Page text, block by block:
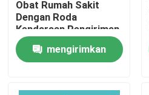
Rumah
Obat Rumah Sakit
Dengan Roda
Kendaraan Pengiriman
Obat Biru
mengirimkan